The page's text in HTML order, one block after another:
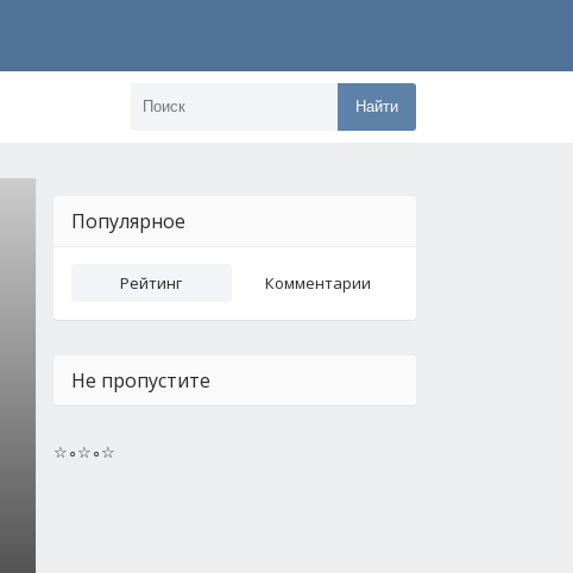
Найти
Популярное
Рейтинг Комментарии
Не пропустите
☆∘☆∘☆